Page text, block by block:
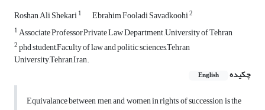
Roshan Ali Shekari1 Ebrahim Fooladi Savadkoohi2
1Associate Professor,Private Law Department ,University of Tehran
2phd student,Faculty of law and politic sciences,Tehran
University,Tehran,Iran.
چکیده
English
Equivalance between men and women in rights of succession is the